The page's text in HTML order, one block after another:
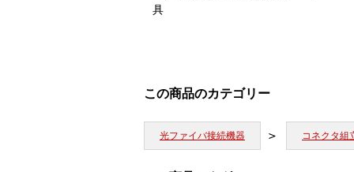
具
この商品のカテゴリー
光ファイバ接続機器 コネクタ組